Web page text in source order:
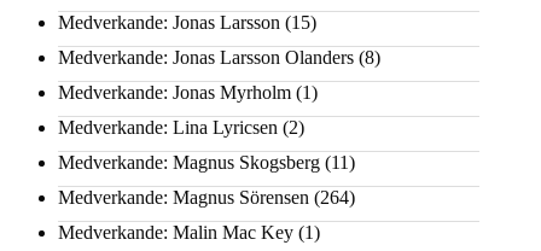
Medverkande: Jonas Larsson (15)
Medverkande: Jonas Larsson Olanders (8)
Medverkande: Jonas Myrholm (1)
Medverkande: Lina Lyricsen (2)
Medverkande: Magnus Skogsberg (11)
Medverkande: Magnus Sörensen (264)
Medverkande: Malin Mac Key (1)